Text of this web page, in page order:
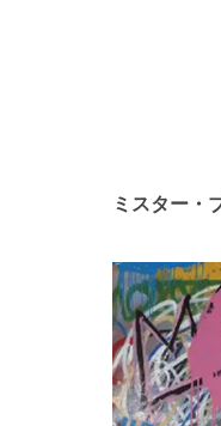
ミスター・